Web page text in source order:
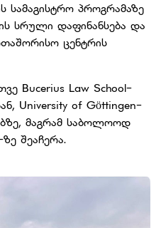
პროგრამაზე
სრული დაფინანსება და
ცენტრის
Bucerius Law School-
University of Göttingen-
მაგრამ საბოლოოდ
შეაჩერა.